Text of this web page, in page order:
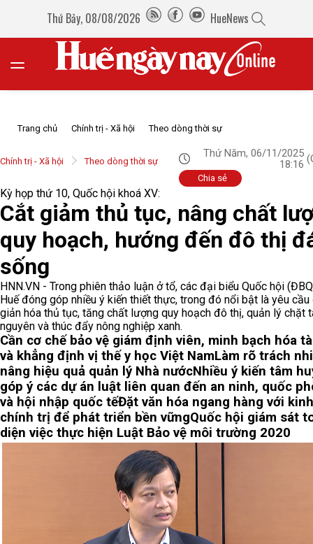
Thứ Bảy, 08/08/2026 HueNews
Trang chủ Chính trị - Xã hội Theo dòng thời sự
Chính trị - Xã hội Theo dòng thời sự
Thứ Năm, 06/11/2025
18:16
Chia sẻ
Kỳ họp thứ 10, Quốc hội khoá XV:
Cắt giảm thủ tục, nâng chất
quy hoạch, hướng đến đô thị
sống
HNN.VN - Trong phiên thảo luận ở tổ, các đại biểu Quốc hội
Huế đóng góp nhiều ý kiến thiết thực, trong đó nổi bật là yêu cầu
giản hóa thủ tục, tăng chất lượng quy hoạch đô thị, quản lý chặt
nguyên và thúc đẩy nông nghiệp xanh.
Cần cơ chế bảo vệ giám định viên, minh bạch hóa
và khẳng định vị thế y học Việt NamLàm rõ trách
nâng hiệu quả quản lý Nhà nướcNhiều ý kiến tâm
góp ý các dự án luật liên quan đến an ninh, quốc
và hội nhập quốc tếĐặt văn hóa ngang hàng với
chính trị để phát triển bền vữngQuốc hội giám sát
diện việc thực hiện Luật Bảo vệ môi trường 2020